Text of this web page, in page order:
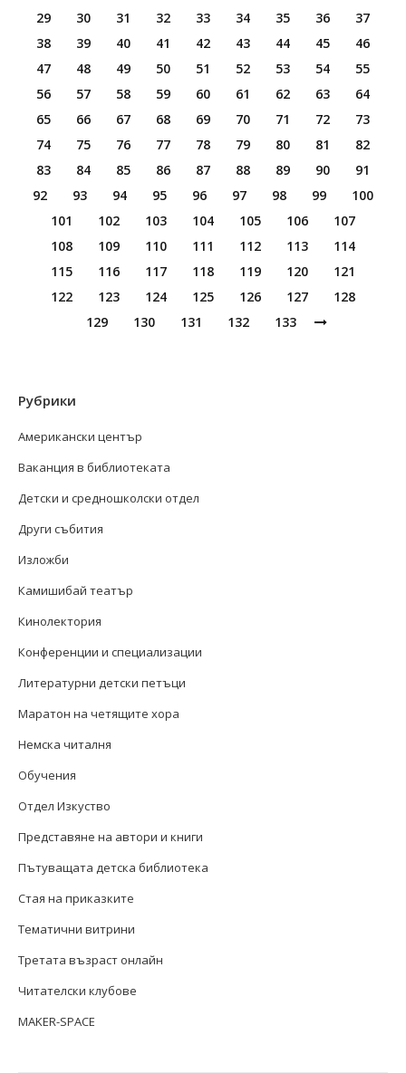
29
30 31 32 33 34 35 36
37
38
39 40 41 42 43 44 45
46
47
48 49 50 51 52 53 54
55
56
57 58 59 60 61 62 63
64
65
66 67 68 69 70 71 72
73
74
75 76 77 78 79 80 81
82
83
84 85 86 87 88 89 90
91
92
93 94 95 96 97 98 99
100
101
102 103 104 105 106
107
108
109 110 111 112 113
114
115
116 117 118 119 120
121
122
123 124 125 126 127
128
129
130 131 132 133
Рубрики
Американски център
Ваканция в библиотеката
Детски и средношколски отдел
Други събития
Изложби
Камишибай театър
Кинолектория
Конференции и специализации
Литературни детски петъци
Маратон на четящите хора
Немска читалня
Обучения
Отдел Изкуство
Представяне на автори и книги
Пътуващата детска библиотека
Стая на приказките
Тематични витрини
Третата възраст онлайн
Читателски клубове
MAKER-SPACE